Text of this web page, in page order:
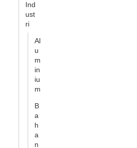
Ind
ust
ri
Al
u
m
in
iu
m
B
a
h
a
n